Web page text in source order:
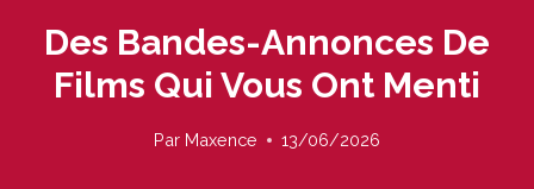
Des Bandes-Annonces De
Films Qui Vous Ont Menti
Par Maxence 13/06/2026